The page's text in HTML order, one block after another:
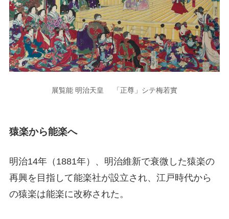
展覧能 明治天皇 「正尊」シテ梅若實
猿楽から能楽へ
明治14年（1881年）、明治維新で衰微した猿楽の
再興を目指して能楽社が設立され、江戸時代から
の猿楽は能楽に改称された。